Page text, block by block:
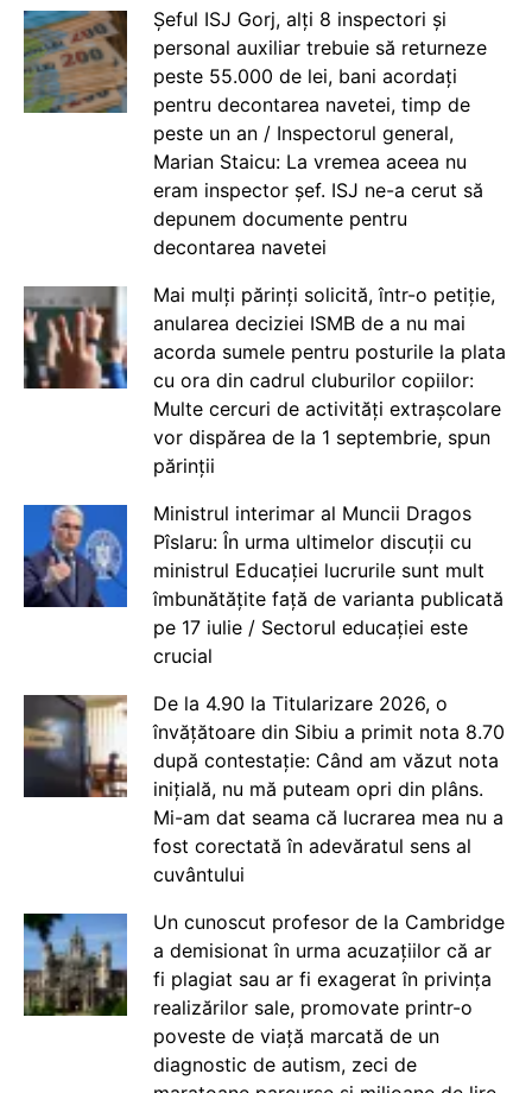
Șeful ISJ Gorj, alți 8 inspectori și
personal auxiliar trebuie să returneze
peste 55.000 de lei, bani acordați
pentru decontarea navetei, timp de
peste un an / Inspectorul general,
Marian Staicu: La vremea aceea nu
eram inspector șef. ISJ ne-a cerut să
depunem documente pentru
decontarea navetei
Mai mulți părinți solicită, într-o petiție,
anularea deciziei ISMB de a nu mai
acorda sumele pentru posturile la plata
cu ora din cadrul cluburilor copiilor:
Multe cercuri de activități extrașcolare
vor dispărea de la 1 septembrie, spun
părinții
Ministrul interimar al Muncii Dragos
Pîslaru: În urma ultimelor discuții cu
ministrul Educației lucrurile sunt mult
îmbunătățite față de varianta publicată
pe 17 iulie / Sectorul educației este
crucial
De la 4.90 la Titularizare 2026, o
învățătoare din Sibiu a primit nota 8.70
după contestație: Când am văzut nota
inițială, nu mă puteam opri din plâns.
Mi-am dat seama că lucrarea mea nu a
fost corectată în adevăratul sens al
cuvântului
Un cunoscut profesor de la Cambridge
a demisionat în urma acuzațiilor că ar
fi plagiat sau ar fi exagerat în privința
realizărilor sale, promovate printr-o
poveste de viață marcată de un
diagnostic de autism, zeci de